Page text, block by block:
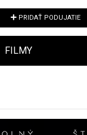
PRIDAŤ PODUJATIE
FILMY